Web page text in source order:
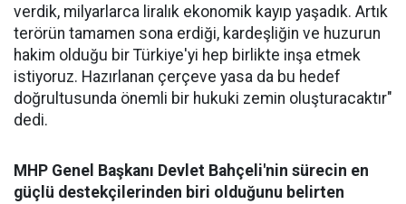
verdik, milyarlarca liralık ekonomik kayıp yaşadık. Artık
terörün tamamen sona erdiği, kardeşliğin ve huzurun
hakim olduğu bir Türkiye'yi hep birlikte inşa etmek
istiyoruz. Hazırlanan çerçeve yasa da bu hedef
doğrultusunda önemli bir hukuki zemin oluşturacaktır"
dedi.
MHP Genel Başkanı Devlet Bahçeli'nin sürecin en
güçlü destekçilerinden biri olduğunu belirten